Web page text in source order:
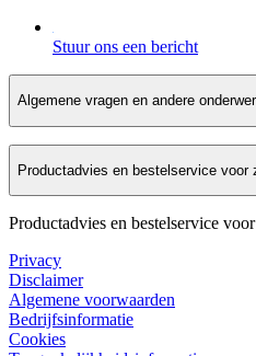
Stuur ons een bericht
Algemene vragen en andere
Productadvies en bestelservice voor
Productadvies en bestelservice
Privacy
Disclaimer
Algemene voorwaarden
Bedrijfsinformatie
Cookies